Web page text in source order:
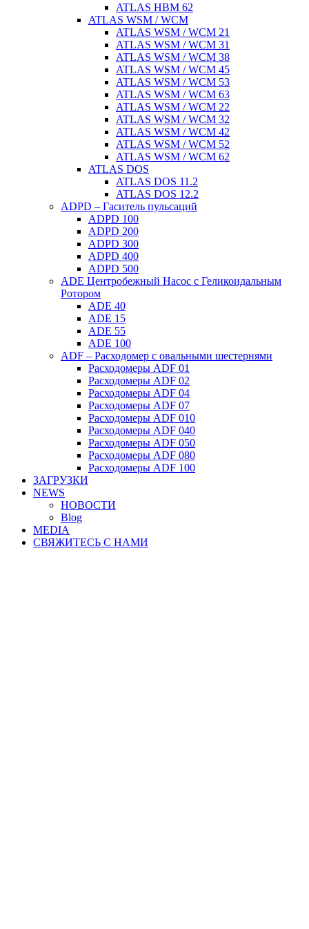
ATLAS HBM 62
ATLAS WSM / WCM
ATLAS WSM / WCM 21
ATLAS WSM / WCM 31
ATLAS WSM / WCM 38
ATLAS WSM / WCM 45
ATLAS WSM / WCM 53
ATLAS WSM / WCM 63
ATLAS WSM / WCM 22
ATLAS WSM / WCM 32
ATLAS WSM / WCM 42
ATLAS WSM / WCM 52
ATLAS WSM / WCM 62
ATLAS DOS
ATLAS DOS 11.2
ATLAS DOS 12.2
ADPD – Гаситель пульсаций
ADPD 100
ADPD 200
ADPD 300
ADPD 400
ADPD 500
ADE Центробежный Насос с Геликоидальным
Ротором
ADE 40
ADE 15
ADE 55
ADE 100
ADF – Расходомер с овальными шестернями
Расходомеры ADF 01
Расходомеры ADF 02
Расходомеры ADF 04
Расходомеры ADF 07
Расходомеры ADF 010
Расходомеры ADF 040
Расходомеры ADF 050
Расходомеры ADF 080
Расходомеры ADF 100
ЗАГРУЗКИ
NEWS
НОВОСТИ
Blog
MEDIA
СВЯЖИТЕСЬ С НАМИ